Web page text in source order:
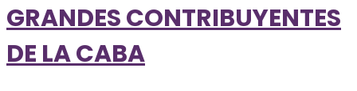
GRANDES CONTRIBUYENTES
DE LA CABA